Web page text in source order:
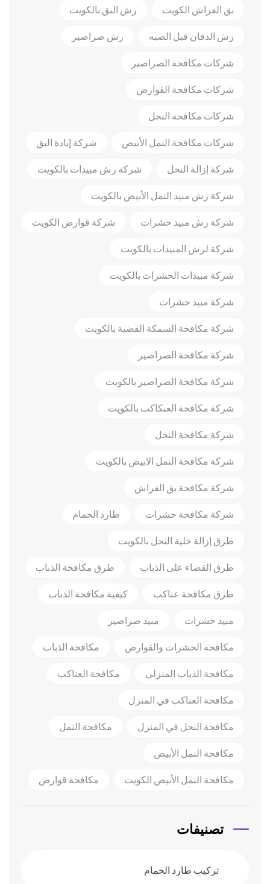
بق الفراش الكويت رش البق بالكويت
رش الدفان قبل الصبه رش صراصير
شركات مكافحة الصراصير
شركات مكافحة القوارض
شركات مكافحة النحل
شركات مكافحة النمل الأبيض شركة إبادة البق
شركة إزالة النحل شركة رش مبيدات بالكويت
شركة رش مبيد النمل الأبيض بالكويت
شركة رش مبيد حشرات شركة قوارض الكويت
شركة لرش المبيدات بالكويت
شركة مبيدات الحشرات بالكويت
شركة مبيد حشرات
شركة مكافحة السمكة الفضية بالكويت
شركة مكافحة الصراصير
شركة مكافحة الصراصير بالكويت
شركة مكافحة العنكاكب بالكويت
شركة مكافحة النحل
شركة مكافحة النمل الابيض بالكويت
شركة مكافحة بق الفراش
شركة مكافحة حشرات طارد الحمام
طرق إزالة خلية النحل بالكويت
طرق القضاء على الذباب طرق مكافحة الذباب
طرق مكافحة عناكب كيفية مكافحة الذباب
مبيد حشرات مبيد صراصير
مكافحة الحشرات والقوارض مكافحة الذباب
مكافحة الذباب المنزلي مكافحة العناكب
مكافحة العناكب في المنزل
مكافحة النحل في المنزل مكافحة النمل
مكافحة النمل الأبيض
مكافحة النمل الأبيض الكويت مكافحة قوارض
تصنيفات
تركيب طارد الحمام